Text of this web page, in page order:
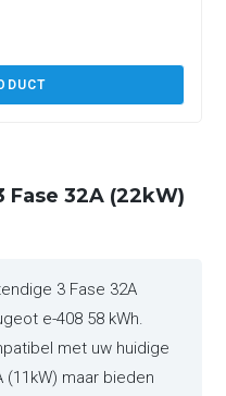
32A (22kW)
3 Fase 32A
e-408 58 kWh.
met uw huidige
(11kW) maar bieden